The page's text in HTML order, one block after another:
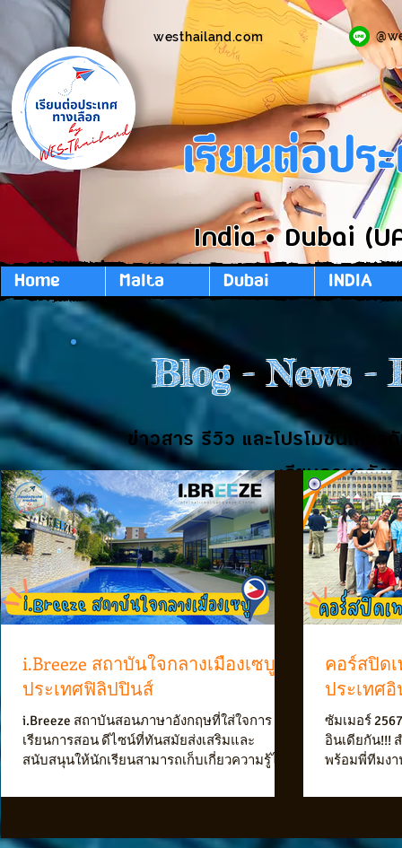
westhailand.com
เรียนต่อปร
India • Dubai
Home Malta Dubai INDIA
Blog - News -
ข่าวสาร รีวิว และโปรโมชั่นเกี่ยว
เรียนภาษาอัง
i.Breeze สถาบันใจกลางเมืองเซบู
ประเทศฟิลิปปินส์
i.Breeze สถาบันสอนภาษาอังกฤษที่ใส่ใจการ
เรียนการสอน ดีไซน์ที่ทันสมัยส่งเสริมและ
สนับสนุนให้นักเรียนสามารถเก็บเกี่ยวความรู้ได้
คอร์สปิดเ
ประเทศ
ซัมเมอร์
อินเดียกัน!!!
พร้อมพี่ทีมงา